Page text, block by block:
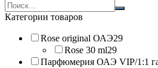
Search
products:
Категории товаров
Rose original ОАЭ29
Rose 30 ml29
Парфюмерия ОАЭ VIP/1:1